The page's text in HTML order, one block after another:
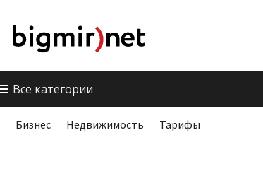
Все категории
Бизнес Недвижимость Тарифы